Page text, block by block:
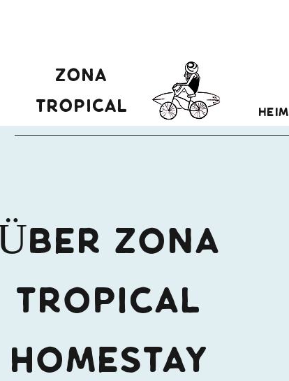
ZONA
TROPICAL
Heim
ÜBER ZONA
TROPICAL
HOMESTAY